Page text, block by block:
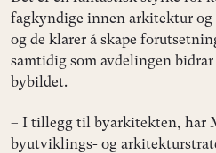
fagkyndige innen arkitektur
og de klarer å skape
samtidig som avdelingen
bybildet.
– I tillegg til byarkitekten, har
byutviklings- og